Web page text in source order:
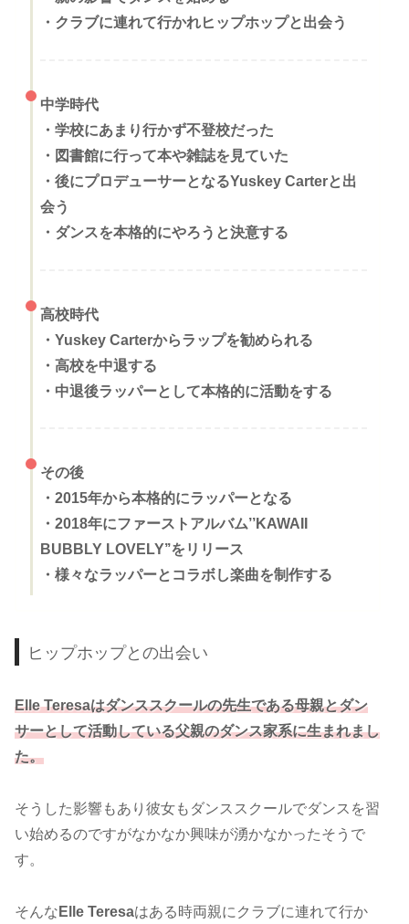
・クラブに連れて行かれヒップホップと出会う
中学時代
・ 学校にあまり行かず不登校だった
・ 図書館に行って本や雑誌を見ていた
・後にプロデューサーとなるYuskey Carterと出
会う
・ダンスを本格的にやろうと決意する
高校時代
・ Yuskey Carterからラップを勧められる
・ 高校を中退する
・ 中退後ラッパーとして本格的に活動をする
その後
・2015年から本格的にラッパーとなる
・2018年にファーストアルバム’’KAWAII
BUBBLY LOVELY’’をリリース
・様々なラッパーとコラボし楽曲を制作する
ヒップホップとの出会い
Elle Teresaはダンススクールの先生である母親とダン
サーとして活動している父親のダンス家系に生まれまし
た。
そうした影響もあり彼女もダンススクールでダンスを習
い始めるのですがなかなか興味が湧かなかったそうで
す。
そんな Elle Teresaはある時両親にクラブに連れて行か